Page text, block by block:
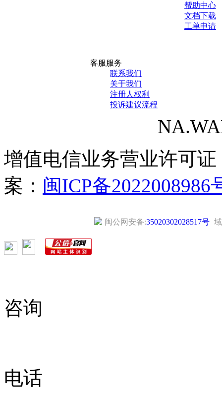
帮助中心
文档下载
工单申请
客服服务
联系我们
关于我们
注册人权利
投诉建议流程
增值电信业务营业许可证
案： 闽ICP备2022008986
闽公网安备:35020302028517号
咨询
电话